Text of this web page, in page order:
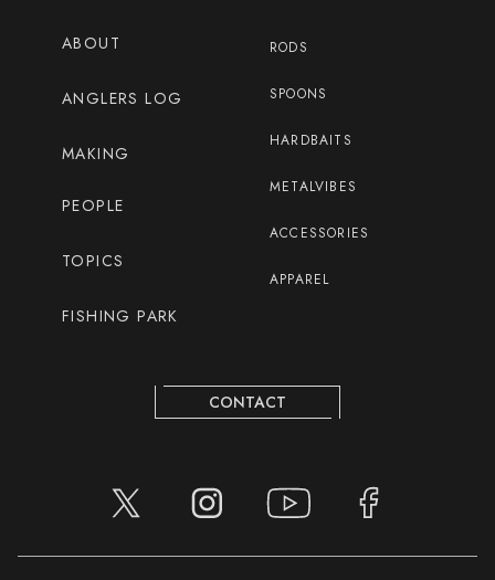
ABOUT
ANGLERS LOG
MAKING
RODS
SPOONS
HARDBAITS
METALVIBES
ACCESSORIES
APPAREL
PEOPLE
TOPICS
FISHING PARK
CONTACT